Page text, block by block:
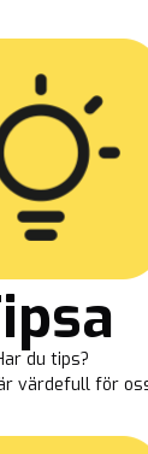
du tips?
värdefull för